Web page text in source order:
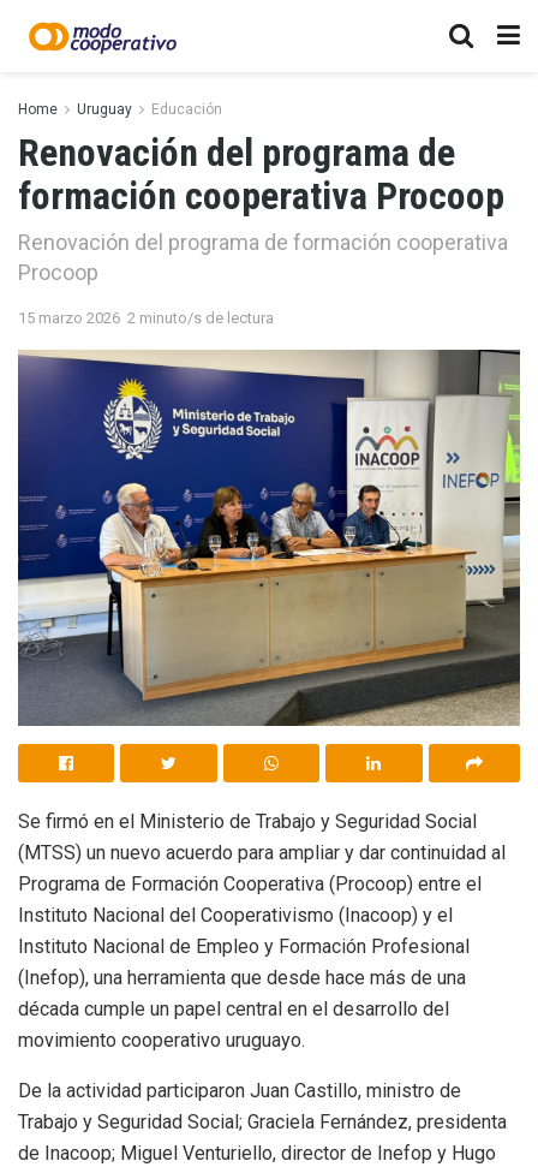
Home Uruguay Educación
Renovación del programa de
formación cooperativa Procoop
Renovación del programa de formación cooperativa
Procoop
15 marzo 2026 2 minuto/s de lectura
Se firmó en el Ministerio de Trabajo y Seguridad Social
(MTSS) un nuevo acuerdo para ampliar y dar continuidad al
Programa de Formación Cooperativa (Procoop) entre el
Instituto Nacional del Cooperativismo (Inacoop) y el
Instituto Nacional de Empleo y Formación Profesional
(Inefop), una herramienta que desde hace más de una
década cumple un papel central en el desarrollo del
movimiento cooperativo uruguayo.
De la actividad participaron Juan Castillo, ministro de
Trabajo y Seguridad Social; Graciela Fernández, presidenta
de Inacoop; Miguel Venturiello, director de Inefop y Hugo